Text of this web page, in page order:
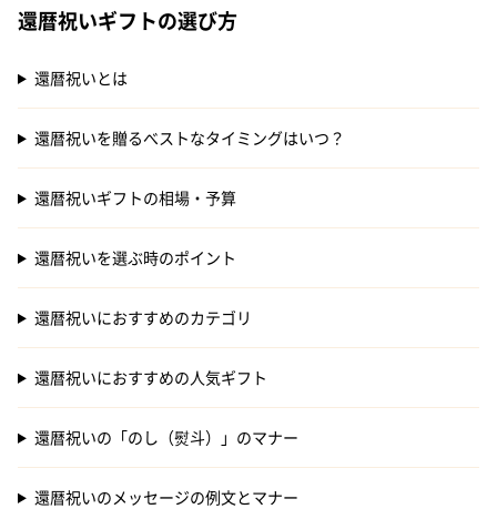
還暦祝いギフトの選び方
還暦祝いとは
還暦祝いを贈るべストなタイミングはいつ？
還暦祝いギフトの相場・予算
還暦祝いを選ぶ時のポイント
還暦祝いにおすすめのカテゴリ
還暦祝いにおすすめの人気ギフト
還暦祝いの「のし（熨斗）」のマナー
還暦祝いのメッセージの例文とマナー